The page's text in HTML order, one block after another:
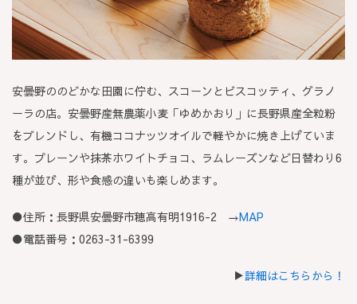
安曇野ののどかな田園に佇む、スコーンとビスコッティ、グラノ
ーラの店。安曇野産無農薬小麦「ゆめかおり」に長野県産全粒粉
をブレンドし、有機ココナッツオイルで軽やかに焼き上げていま
す。プレーンや抹茶ホワイトチョコ、ラムレーズンなど日替わり6
種が並び、形や食感の違いも楽しめます。
●住所：長野県安曇野市穂高有明1916-2 →MAP
●電話番号：0263-31-6399
▶詳細はこちらから！